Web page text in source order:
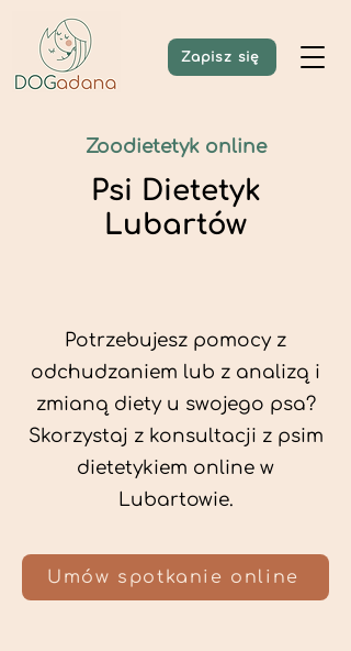
Zapisz się
Zoodietetyk online
Psi Dietetyk
Lubartów
Potrzebujesz pomocy z
odchudzaniem lub z analizą i
zmianą diety u swojego psa?
Skorzystaj z konsultacji z psim
dietetykiem online w
Lubartowie.
Umów spotkanie online